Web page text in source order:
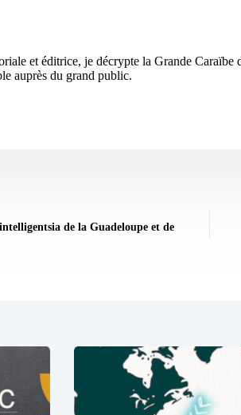
et éditrice, je décrypte la Grande
auprès du grand public.
de la Guadeloupe et de